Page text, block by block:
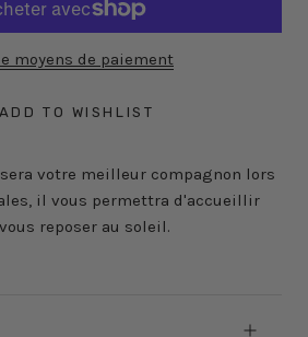
moyens de paiement
ADD TO WISHLIST
votre meilleur compagnon lors
il vous permettra d'accueillir
reposer au soleil.